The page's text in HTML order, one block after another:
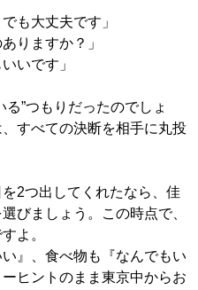
も大丈夫です」
りますか？」
いです」
る”つもりだったのでしょ
すべての決断を相手に丸投
2つ出してくれたなら、佳
びましょう。この時点で、
よ。
』、食べ物も『なんでもい
ヒントのまま東京中からお